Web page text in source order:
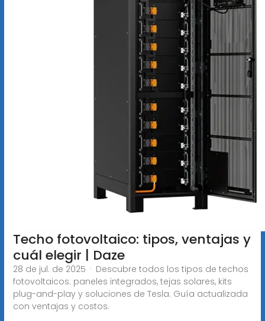
Techo fotovoltaico: tipos, ventajas y
cuál elegir | Daze
28 de jul. de 2025 · Descubre todos los tipos de techos
fotovoltaicos: paneles integrados, tejas solares, kits
plug-and-play y soluciones de Tesla. Guía actualizada
con ventajas y costos.